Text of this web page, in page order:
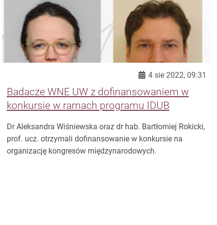
4 sie 2022, 09:31
Badacze WNE UW z dofinansowaniem w
konkursie w ramach programu IDUB
Dr Aleksandra Wiśniewska oraz dr hab. Bartłomiej Rokicki,
prof. ucz. otrzymali dofinansowanie w konkursie na
organizację kongresów międzynarodowych.